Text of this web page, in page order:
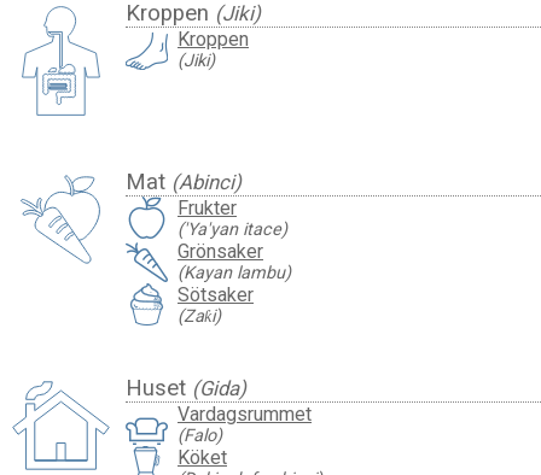
Kroppen (Jiki)
Kroppen
(Jiki)
Mat (Abinci)
Frukter
('Ya'yan itace)
Grönsaker
(Kayan lambu)
Sötsaker
(Zaƙi)
Huset (Gida)
Vardagsrummet
(Falo)
Köket